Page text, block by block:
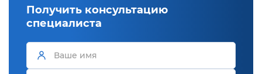
Получить консультацию
специалиста